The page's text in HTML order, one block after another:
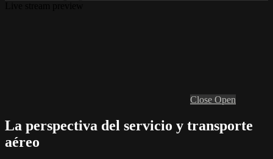
Close Open
La perspectiva del servicio y transporte
aéreo